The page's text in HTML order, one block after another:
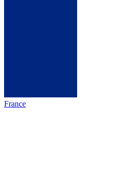
France